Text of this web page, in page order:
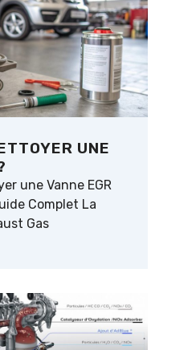
UNE
une Vanne EGR
Complet La
Gas